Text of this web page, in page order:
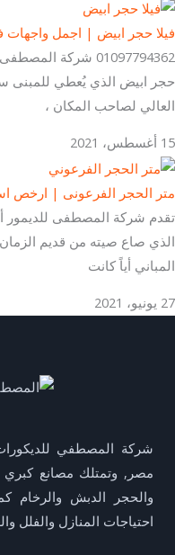
فيلا حجر ابيض | اجمل واجهات
01097794362 شركة
حجر ابيض الذي يُعطي للمبنى
العالي لصاحب المكان ،
15 أغسطس، 2021
متر الحجر الفرعونى | ارخص
الذي صاع صيته من قديم
المباني أياً كانت
27 يونيو، 2021
شركة المصطفي
مصر, وتمتلك مصانع كبري
احتياجات المنازل والفلل